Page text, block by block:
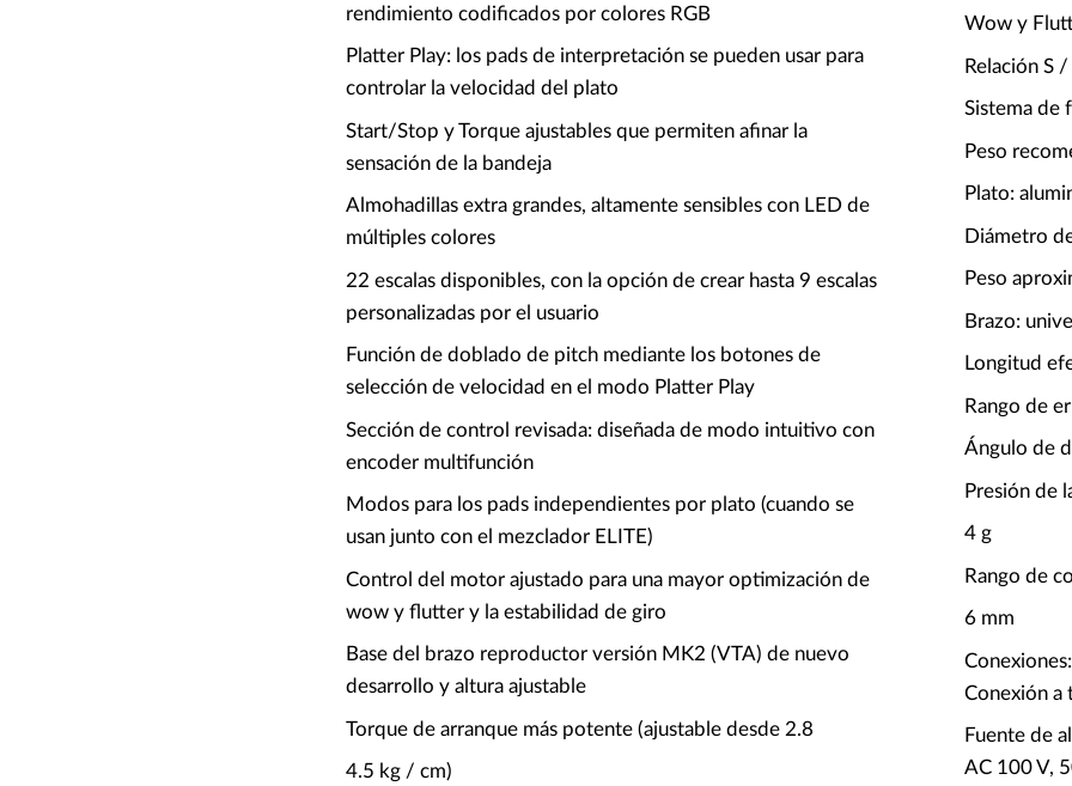
rendimiento codificados por colores RGB
Platter Play: los pads de interpretación se pueden usar para
controlar la velocidad del plato
Start/Stop y Torque ajustables que permiten afinar la
sensación de la bandeja
Almohadillas extra grandes, altamente sensibles con LED de
múltiples colores
22 escalas disponibles, con la opción de crear hasta 9 escalas
personalizadas por el usuario
Función de doblado de pitch mediante los botones de
selección de velocidad en el modo Platter Play
Sección de control revisada: diseñada de modo intuitivo con
encoder multifunción
Modos para los pads independientes por plato (cuando se
usan junto con el mezclador ELITE)
Control del motor ajustado para una mayor optimización de
wow y flutter y la estabilidad de giro
Base del brazo reproductor versión MK2 (VTA) de nuevo
desarrollo y altura ajustable
Torque de arranque más potente (ajustable desde 2.8
4.5 kg / cm)
Wow y
Relación S
Sistema de
Peso
Plato:
Diámetro
Peso
Brazo:
Longitud
Rango de
Ángulo de
Presión de
4 g
Rango de
6 mm
Conexión a
Fuente de
AC 100 V,